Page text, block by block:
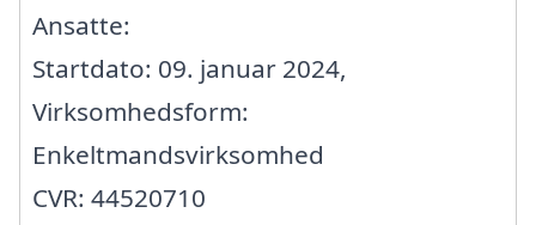
Ansatte:
Startdato: 09. januar 2024,
Virksomhedsform:
Enkeltmandsvirksomhed
CVR: 44520710